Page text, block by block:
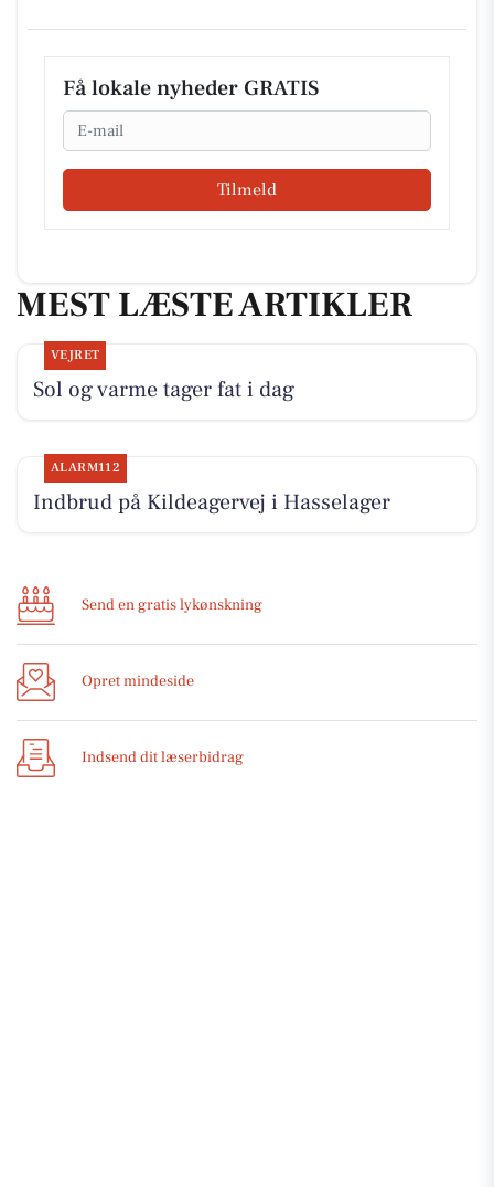
Få lokale nyheder GRATIS
Email
Tilmeld
MEST LÆSTE ARTIKLER
VEJRET
Sol og varme tager fat i dag
ALARM112
Indbrud på Kildeagervej i Hasselager
Send en gratis lykønskning
Opret mindeside
Indsend dit læserbidrag